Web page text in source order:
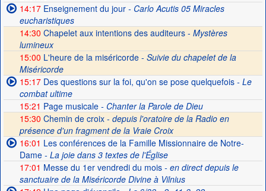
14:17Enseignement du jour- Carlo Acutis 05 Miracles
eucharistiques
14:30 Chapelet aux intentions des auditeurs - Mystères
lumineux
15:00 L'heure de la miséricorde - Suivie du chapelet de la
Miséricorde
15:17Des questions sur la foi, qu'on se pose quelquefois- Le
combat ultime
15:21 Page musicale- Chanter la Parole de Dieu
15:30 Chemin de croix - depuis l'oratoire de la Radio en
présence d'un fragment de la Vraie Croix
16:01 Les conférences de la Famille Missionnaire de Notre-
Dame- La joie dans 3 textes de l'Église
17:01 Messe du 1er vendredi du mois- en direct depuis le
sanctuaire de la Miséricorde Divine à Vilnius